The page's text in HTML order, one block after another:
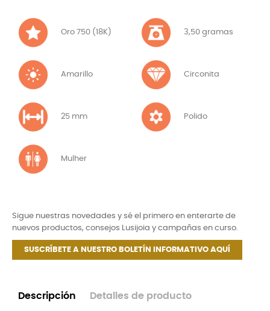
Oro 750 (18K) 3,50 gramas
Amarillo Circonita
25 mm Polido
Mulher
Sigue nuestras novedades y sé el primero en enterarte de
nuevos productos, consejos Lusijoia y campañas en curso.
SUSCRÍBETE A NUESTRO BOLETÍN INFORMATIVO AQUÍ
Descripción Detalles de producto